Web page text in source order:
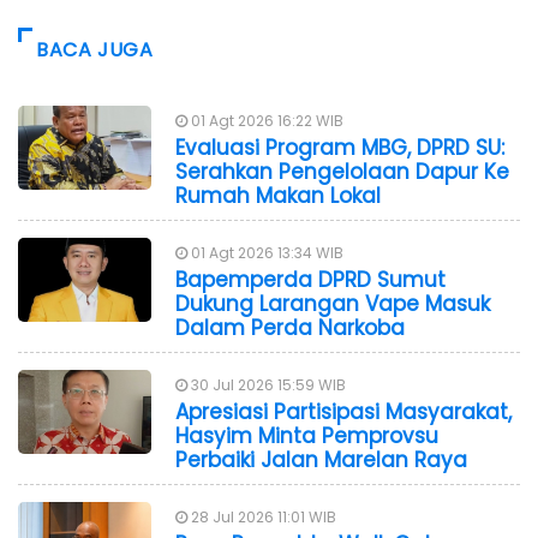
BACA JUGA
01 Agt 2026 16:22 WIB
Evaluasi Program MBG, DPRD SU:
Serahkan Pengelolaan Dapur Ke
Rumah Makan Lokal
01 Agt 2026 13:34 WIB
Bapemperda DPRD Sumut
Dukung Larangan Vape Masuk
Dalam Perda Narkoba
30 Jul 2026 15:59 WIB
Apresiasi Partisipasi Masyarakat,
Hasyim Minta Pemprovsu
Perbaiki Jalan Marelan Raya
28 Jul 2026 11:01 WIB